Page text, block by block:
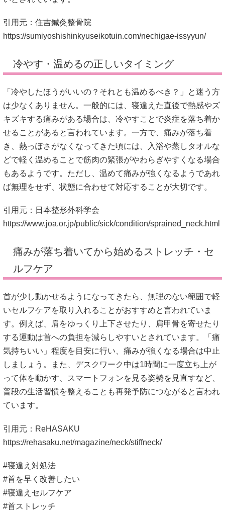
引用元：住吉鍼灸整骨院
https://sumiyoshishinkyuseikotuin.com/nechigae-issyyun/
冷やす・温めるの正しいタイミング
「冷やしたほうがいいの？それとも温めるべき？」と迷う方
は少なくありません。一般的には、寝違えた直後で熱感やズ
キズキする痛みがある場合は、冷やすことで炎症を落ち着か
せることがあると言われています。一方で、痛みが落ち着
き、熱っぽさがなくなってきた頃には、入浴や蒸しタオルな
どで軽く温めることで筋肉の緊張がやわらぎやすくなる場合
もあるようです。ただし、温めて痛みが強くなるようであれ
ば無理をせず、状態に合わせて対応することが大切です。
引用元：日本整形外科学会
https://www.joa.or.jp/public/sick/condition/sprained_neck.html
痛みが落ち着いてから始めるストレッチ・セ
ルフケア
首が少し動かせるようになってきたら、無理のない範囲で軽
いセルフケアを取り入れることがおすすめと言われていま
す。例えば、肩をゆっくり上下させたり、肩甲骨を寄せたり
する運動は首への負担を減らしやすいとされています。「痛
気持ちいい」程度を目安に行い、痛みが強くなる場合は中止
しましょう。また、デスクワーク中は1時間に一度立ち上が
って体を動かす、スマートフォンを見る姿勢を見直すなど、
普段の生活習慣を整えることも再発予防につながると言われ
ています。
引用元：ReHASAKU
https://rehasaku.net/magazine/neck/stiffneck/
#寝違え対処法
#首を早く改善したい
#寝違えセルフケア
#首ストレッチ